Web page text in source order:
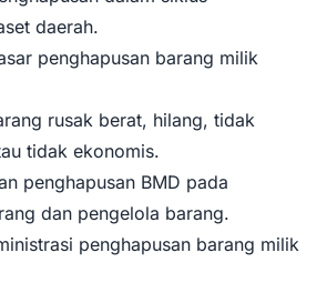
daerah.
penghapusan barang milik
rusak berat, hilang, tidak
tidak ekonomis.
penghapusan BMD pada
dan pengelola barang.
penghapusan barang milik